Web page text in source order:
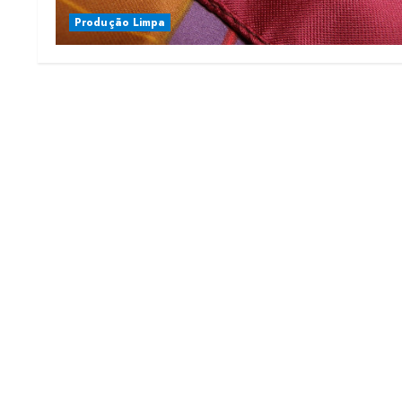
Produção Limpa